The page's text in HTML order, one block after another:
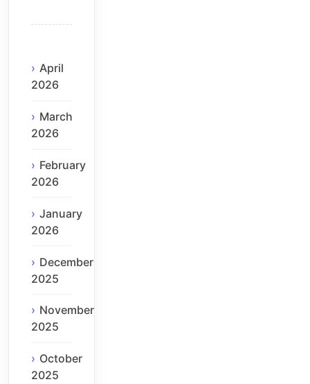
April
2026
March
2026
February
2026
January
2026
December
2025
November
2025
October
2025